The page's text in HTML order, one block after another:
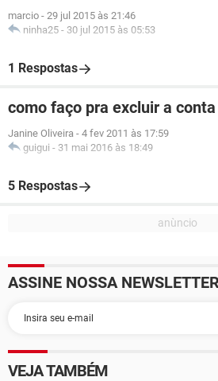
marcio - 29 jul 2015 às 21:46
ninha25 - 30 jul 2015 às 05:53
1 Respostas
como faço pra excluir a
Janine Oliveira - 4 fev 2011 às 17:59
guigui - 31 mai 2016 às 18:49
5 Respostas
ASSINE NOSSA
VEJA TAMBÉM